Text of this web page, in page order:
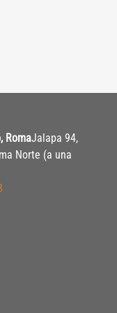
RomaJalapa 94,
Norte (a una